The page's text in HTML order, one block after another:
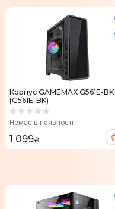
Корпус GAMEMAX G561E-BK
(G561E-BK)
Немає в наявності
1 099₴